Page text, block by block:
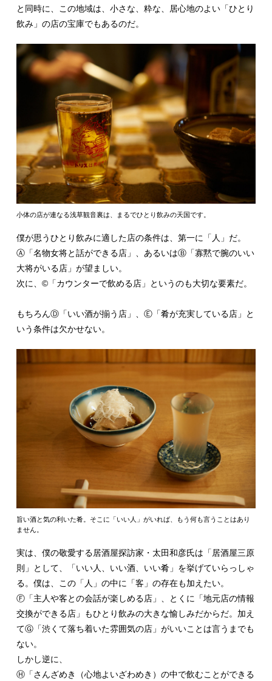
と同時に、この地域は、小さな、粋な、居心地のよい「ひとり
飲み」の店の宝庫でもあるのだ。
小体の店が連なる浅草観音裏は、まるでひとり飲みの天国です。
僕が思うひとり飲みに適した店の条件は、第一に「人」だ。
Ⓐ「名物女将と話ができる店」、あるいはⒷ「寡黙で腕のいい
大将がいる店」が望ましい。
次に、©「カウンターで飲める店」というのも大切な要素だ。
もちろんⒹ「いい酒が揃う店」、Ⓔ「肴が充実している店」と
いう条件は欠かせない。
旨い酒と気の利いた肴。そこに「いい人」がいれば、もう何も言うことはあり
ません。
実は、僕の敬愛する居酒屋探訪家・太田和彦氏は「居酒屋三原
則」として、「いい人、いい酒、いい肴」を挙げていらっしゃ
る。僕は、この「人」の中に「客」の存在も加えたい。
Ⓕ「主人や客との会話が楽しめる店」、とくに「地元店の情報
交換ができる店」もひとり飲みの大きな愉しみだからだ。加え
てⒼ「渋くて落ち着いた雰囲気の店」がいいことは言うまでも
ない。
しかし逆に、
Ⓗ「さんざめき（心地よいざわめき）の中で飲むことができる